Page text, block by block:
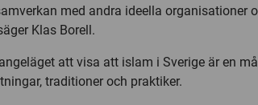
med andra ideella organisationer
Klas Borell.
att visa att islam i Sverige är en
traditioner och praktiker.